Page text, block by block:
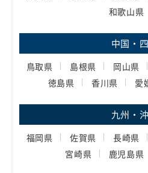
和歌山県
中国・
鳥取県 島根県 岡山県
徳島県
香川県 愛
九州・
福岡県 佐賀県 長崎県
宮崎県
鹿児島県